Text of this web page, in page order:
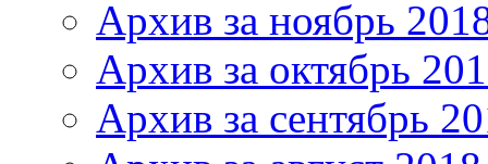
Архив за ноябрь
Архив за октябрь
Архив за сентябрь